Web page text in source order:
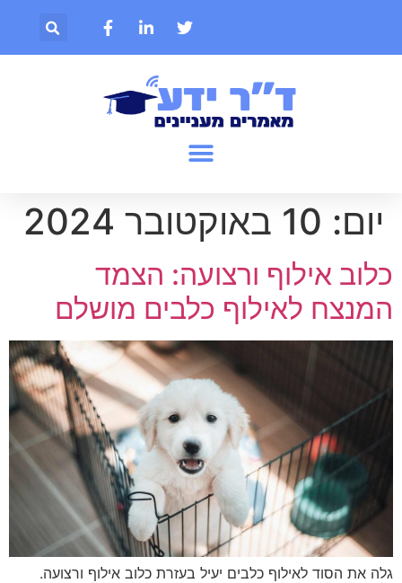
יום: 10 באוקטובר 2024
כלוב אילוף ורצועה: הצמד
המנצח לאילוף כלבים מושלם
גלה את הסוד לאילוף כלבים יעיל בעזרת כלוב אילוף ורצועה.